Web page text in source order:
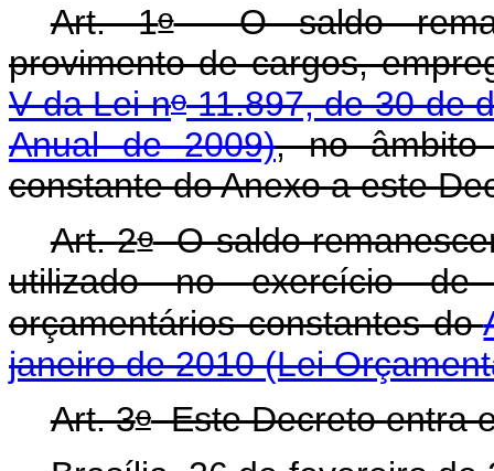
Art. 1oO saldo
provimento de cargos,
V da Lei no11.897, de 30 de
Anual de 2009), no âmbito
constante do Anexo a este
Art. 2oO saldo
utilizado no exercício de
orçamentários constantes do
janeiro de 2010 (Lei
Art. 3oEste Decreto entra